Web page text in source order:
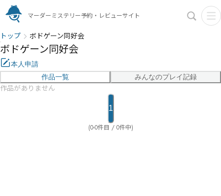
マーダーミステリー予約・レビューサイト
トップ ボドゲーン同好会
ボドゲーン同好会
本人申請
作品一覧
みんなのプレイ記録
作品がありません
1
(0-0件目 / 0件中)